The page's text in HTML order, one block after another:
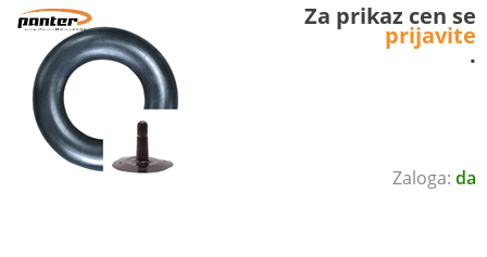
da
Za prikaz cen se
prijavite
.